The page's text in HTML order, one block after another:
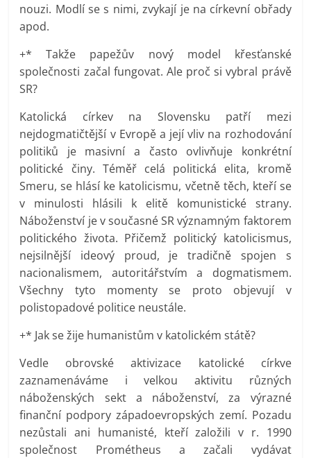
nouzi. Modlí se s nimi, zvykají je na církevní obřady
apod.
+* Takže papežův nový model křesťanské
společnosti začal fungovat. Ale proč si vybral právě
SR?
Katolická církev na Slovensku patří mezi
nejdogmatičtější v Evropě a její vliv na rozhodování
politiků je masivní a často ovlivňuje konkrétní
politické činy. Téměř celá politická elita, kromě
Smeru, se hlásí ke katolicismu, včetně těch, kteří se
v minulosti hlásili k elitě komunistické strany.
Náboženství je v současné SR významným faktorem
politického života. Přičemž politický katolicismus,
nejsilnější ideový proud, je tradičně spojen s
nacionalismem, autoritářstvím a dogmatismem.
Všechny tyto momenty se proto objevují v
polistopadové politice neustále.
+* Jak se žije humanistům v katolickém státě?
Vedle obrovské aktivizace katolické církve
zaznamenáváme i velkou aktivitu různých
náboženských sekt a náboženství, za výrazné
finanční podpory západoevropských zemí. Pozadu
nezůstali ani humanisté, kteří založili v r. 1990
společnost Prométheus a začali vydávat